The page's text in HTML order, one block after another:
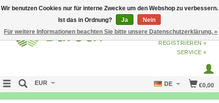
ANMELDENODERJETZT
REGISTRIEREN »
SERVICE »
€0,00
EUR DE
Wir benutzen Cookies nur für interne Zwecke um den Webshop zu verbessern.
Ist das in Ordnung?
Ja
Nein
Für weitere Informationen beachten Sie bitte unsere Datenschutzerklärung. »